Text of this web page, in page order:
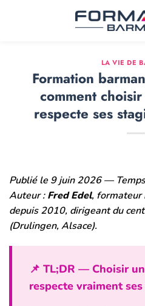
LA VIE DE
Formation
comment
respecte ses
Publié le 9 juin 2026 —
Auteur :Fred Edel, formateur
depuis 2010, dirigeant du
(Drulingen, Alsace).
📌 TL;DR — Choisir
respecte vraiment